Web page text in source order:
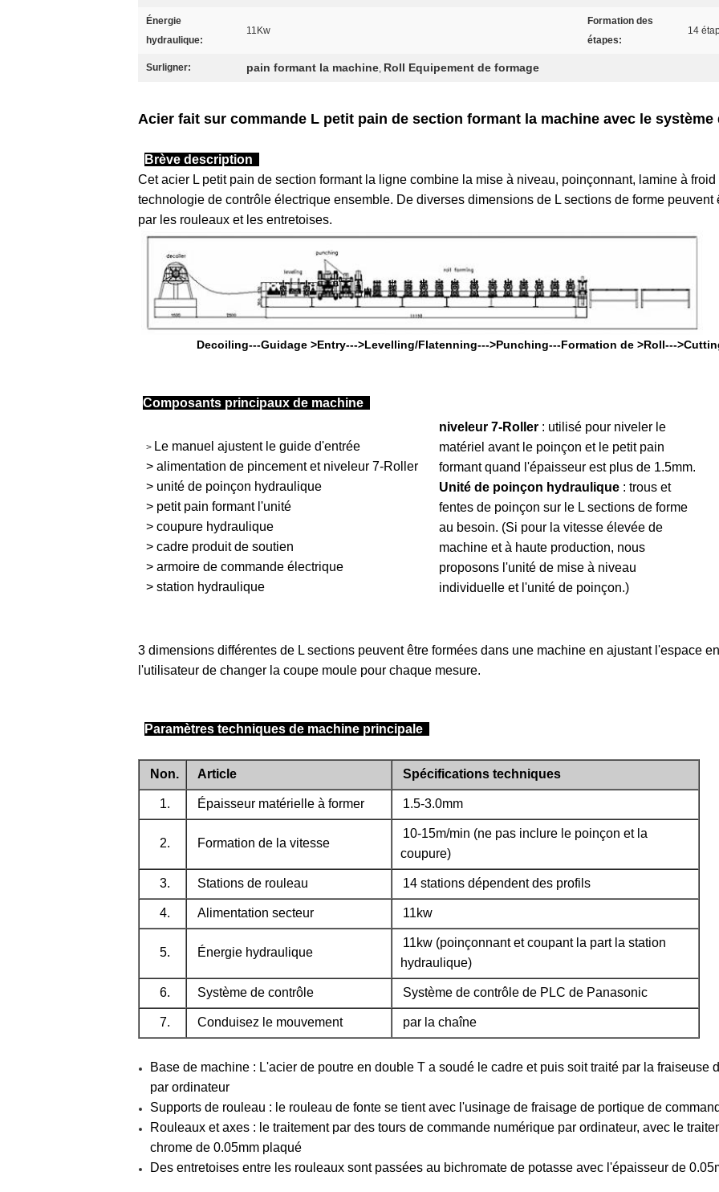
Énergie
hydraulique:
11Kw
Formation des
étapes:
14
Surligner: pain formant la machine, Roll Equipement de formage
Acier fait sur commande L petit pain de section formant la machine avec le système
Brève description
Cet acier L petit pain de section formant la ligne combine la mise à niveau, poinçonnant, lamine à
technologie de contrôle électrique ensemble. De diverses dimensions de L sections de forme
par les rouleaux et les entretoises.
Decoiling---Guidage >Entry--->Levelling/Flatenning--->Punching---Formation de >Roll---
Composants principaux de machine
> Le manuel ajustent le guide d'entrée
> alimentation de pincement et niveleur 7-Roller
> unité de poinçon hydraulique
> petit pain formant l'unité
> coupure hydraulique
> cadre produit de soutien
> armoire de commande électrique
> station hydraulique
niveleur 7-Roller : utilisé pour niveler le
matériel avant le poinçon et le petit pain
formant quand l'épaisseur est plus de 1.5mm.
Unité de poinçon hydraulique : trous et
fentes de poinçon sur le L sections de forme
au besoin. (Si pour la vitesse élevée de
machine et à haute production, nous
proposons l'unité de mise à niveau
individuelle et l'unité de poinçon.)
3 dimensions différentes de L sections peuvent être formées dans une machine en ajustant l'espace
l'utilisateur de changer la coupe moule pour chaque mesure.
Paramètres techniques de machine principale
Non. Article Spécifications techniques
1. Épaisseur matérielle à former 1.5-3.0mm
2. Formation de la vitesse
10-15m/min (ne pas inclure le poinçon et la
coupure)
3. Stations de rouleau 14 stations dépendent des profils
4. Alimentation secteur 11kw
5. Énergie hydraulique
11kw (poinçonnant et coupant la part la station
hydraulique)
6. Système de contrôle Système de contrôle de PLC de Panasonic
7. Conduisez le mouvement par la chaîne
Base de machine : L'acier de poutre en double T a soudé le cadre et puis soit traité par la fraiseuse
par ordinateur
Supports de rouleau : le rouleau de fonte se tient avec l'usinage de fraisage de portique de
Rouleaux et axes : le traitement par des tours de commande numérique par ordinateur, avec le
chrome de 0.05mm plaqué
Des entretoises entre les rouleaux sont passées au bichromate de potasse avec l'épaisseur de